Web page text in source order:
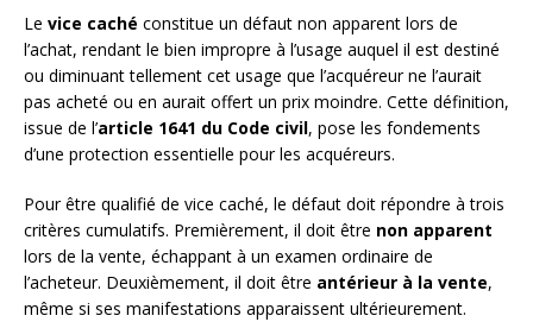
Le vice caché constitue un défaut non apparent lors de
l’achat, rendant le bien impropre à l’usage auquel il est destiné
ou diminuant tellement cet usage que l’acquéreur ne l’aurait
pas acheté ou en aurait offert un prix moindre. Cette définition,
issue de l’article 1641 du Code civil, pose les fondements
d’une protection essentielle pour les acquéreurs.
Pour être qualifié de vice caché, le défaut doit répondre à trois
critères cumulatifs. Premièrement, il doit être non apparent
lors de la vente, échappant à un examen ordinaire de
l’acheteur. Deuxièmement, il doit être antérieur à la vente,
même si ses manifestations apparaissent ultérieurement.